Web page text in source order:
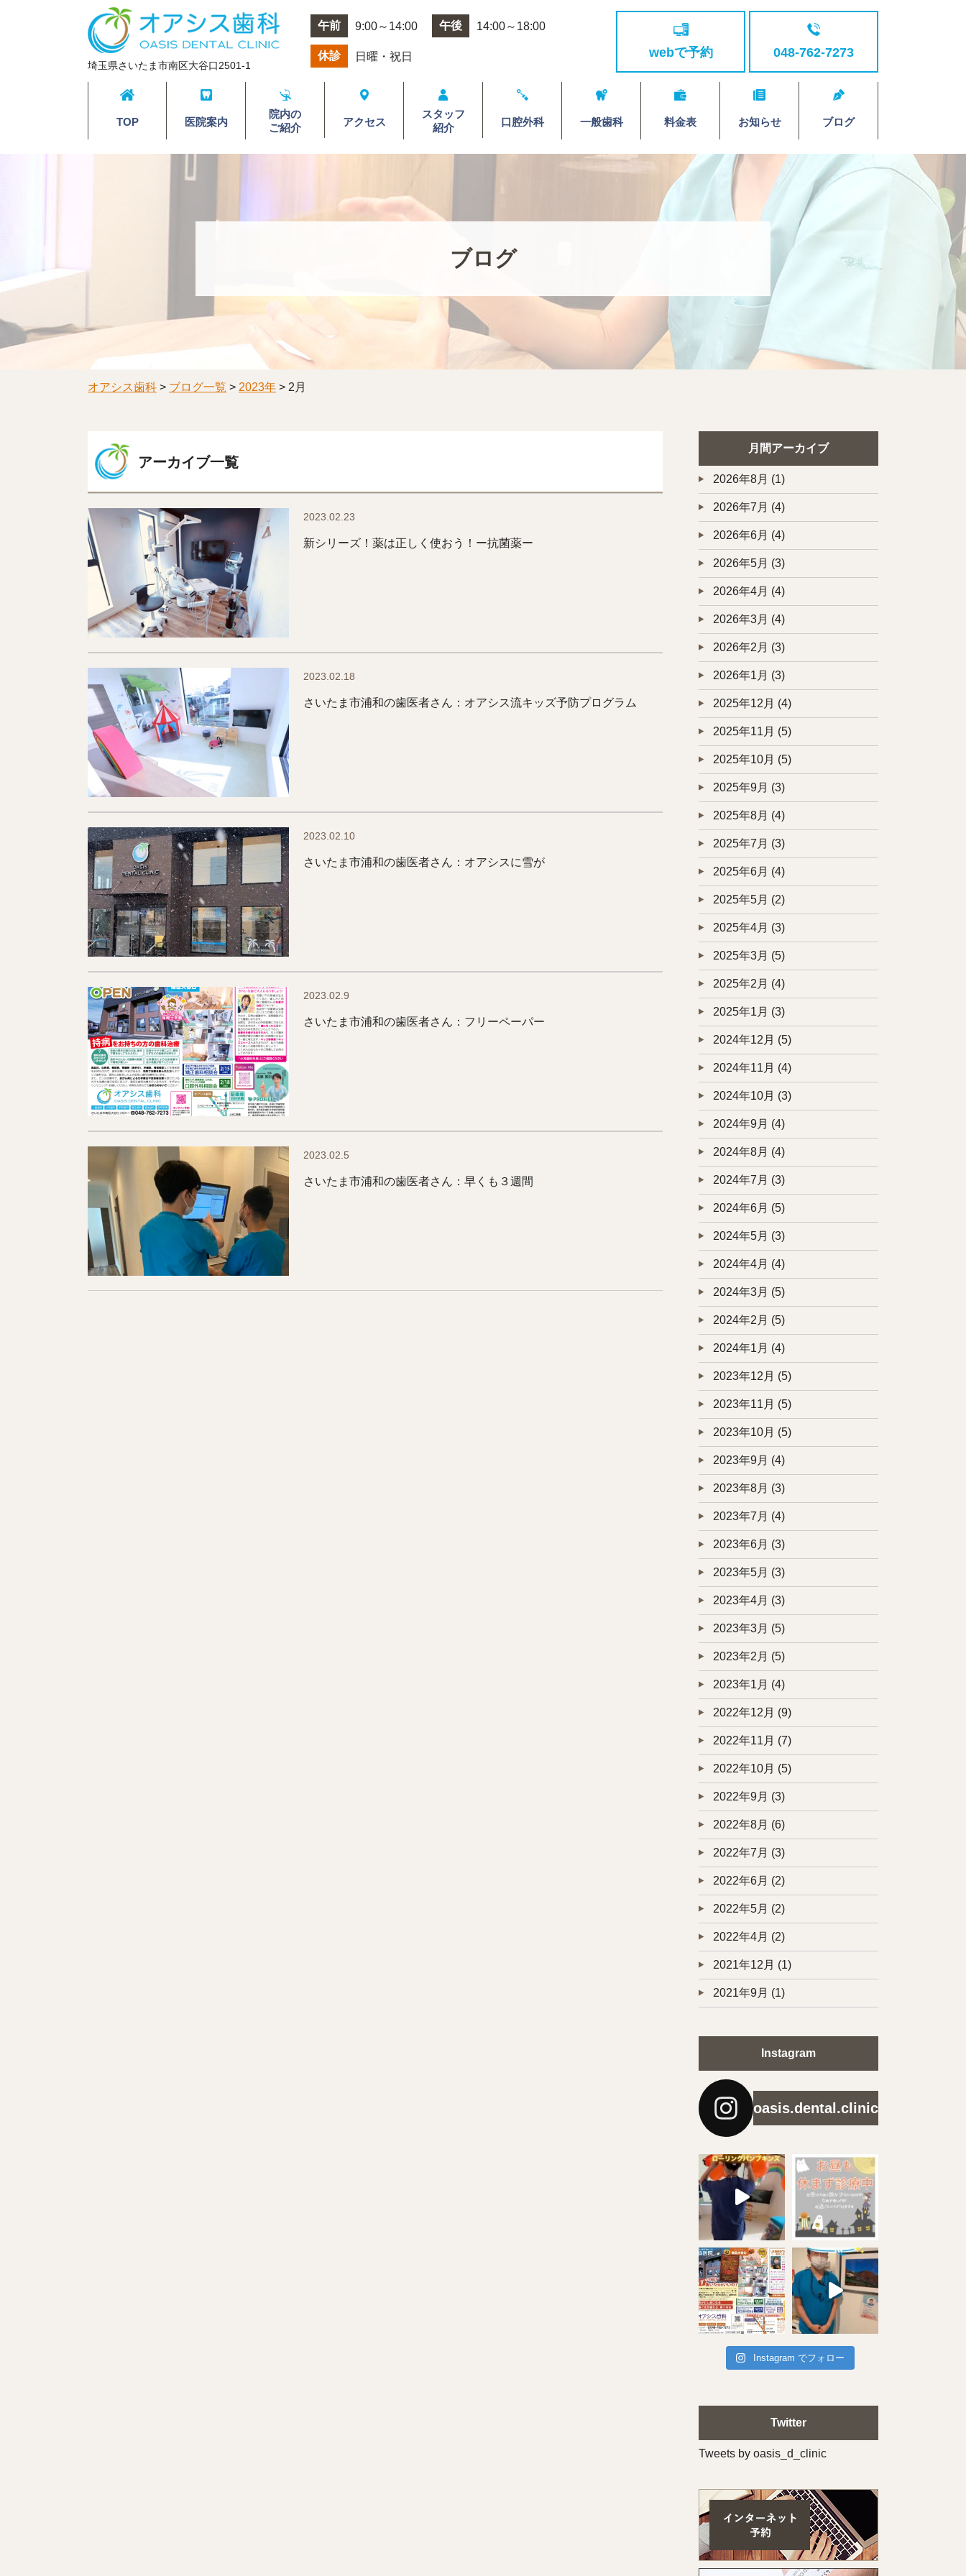
埼玉県さいたま市南区大谷口2501-1
午前 9:00～14:00 午後 14:00～18:00
休診 日曜・祝日 webで予約 048-762-7273
TOP 医院案内
院内の
ご紹介
アクセス
スタッフ
紹介
口腔外科 一般歯科 料金表 お知らせ ブログ
ブログ
オアシス歯科 > ブログ一覧 > 2023年 > 2月
アーカイブ一覧
2023.02.23
新シリーズ！薬は正しく使おう！ー抗菌薬ー
2023.02.18
さいたま市浦和の歯医者さん：オアシス流キッズ予防プログラム
2023.02.10
さいたま市浦和の歯医者さん：オアシスに雪が
2023.02.9
さいたま市浦和の歯医者さん：フリーペーパー
2023.02.5
さいたま市浦和の歯医者さん：早くも３週間
月間アーカイブ
2026年8月 (1)
2026年7月 (4)
2026年6月 (4)
2026年5月 (3)
2026年4月 (4)
2026年3月 (4)
2026年2月 (3)
2026年1月 (3)
2025年12月 (4)
2025年11月 (5)
2025年10月 (5)
2025年9月 (3)
2025年8月 (4)
2025年7月 (3)
2025年6月 (4)
2025年5月 (2)
2025年4月 (3)
2025年3月 (5)
2025年2月 (4)
2025年1月 (3)
2024年12月 (5)
2024年11月 (4)
2024年10月 (3)
2024年9月 (4)
2024年8月 (4)
2024年7月 (3)
2024年6月 (5)
2024年5月 (3)
2024年4月 (4)
2024年3月 (5)
2024年2月 (5)
2024年1月 (4)
2023年12月 (5)
2023年11月 (5)
2023年10月 (5)
2023年9月 (4)
2023年8月 (3)
2023年7月 (4)
2023年6月 (3)
2023年5月 (3)
2023年4月 (3)
2023年3月 (5)
2023年2月 (5)
2023年1月 (4)
2022年12月 (9)
2022年11月 (7)
2022年10月 (5)
2022年9月 (3)
2022年8月 (6)
2022年7月 (3)
2022年6月 (2)
2022年5月 (2)
2022年4月 (2)
2021年12月 (1)
2021年9月 (1)
Instagram
oasis.dental.clinic
Instagram でフォロー
Twitter
Tweets by oasis_d_clinic